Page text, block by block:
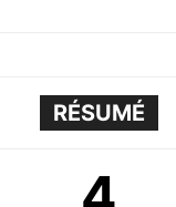
RÉSUMÉ